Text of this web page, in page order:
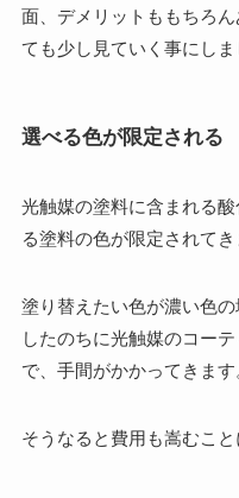
面、デメリットももちろ
ても少し見ていく事にしま
選べる色が限定される
光触媒の塗料に含まれる
る塗料の色が限定されてき
塗り替えたい色が濃い色
したのちに光触媒のコー
で、手間がかかってきます
そうなると費用も嵩むこと